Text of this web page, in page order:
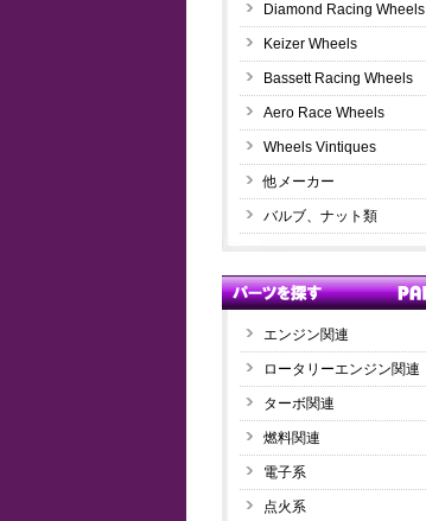
Diamond Racing Wheels
Keizer Wheels
Bassett Racing Wheels
Aero Race Wheels
Wheels Vintiques
他メーカー
バルブ、ナット類
エンジン関連
ロータリーエンジン関連
ターボ関連
燃料関連
電子系
点火系